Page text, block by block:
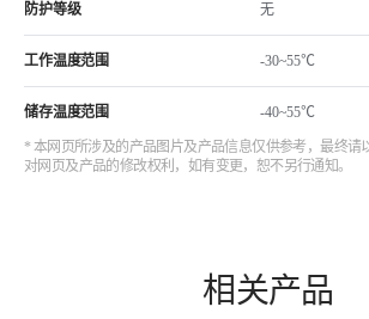
防护等级 无
工作温度范围 -30~55℃
储存温度范围 -40~55℃
* 本网页所涉及的产品图片及产品信息仅供参考，最终请
对网页及产品的修改权利，如有变更，恕不另行通知。
相关产品